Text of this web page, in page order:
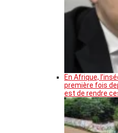
En Afrique,
première fois
est de rendre